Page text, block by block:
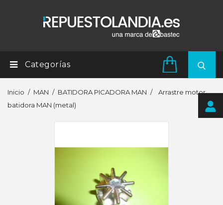
Categorías
Inicio MAN BATIDORA PICADORA MAN
Arrastre motor
batidora MAN (metal)